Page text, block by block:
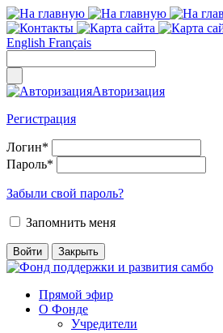
English Français
Авторизация
Регистрация
Логин*
Пароль*
Забыли свой пароль?
Запомнить меня
Прямой эфир
О Фонде
Учредители